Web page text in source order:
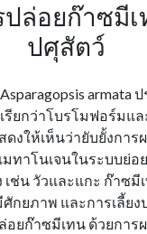
ปล่อยก๊าซมี
ปศุสัตว์
armata
รียกว่าโบรโมฟอร์มแ
งให้เห็นว่ายับยั้งการ
มทาโนเจนในระบบย่อ
เช่น วัวและแกะ ก๊าซมี
กยภาพ และการเลี้ย
ยก๊าซมีเทน ด้วยการ